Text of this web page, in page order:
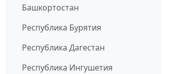
Башкортостан
Республика Бурятия
Республика Дагестан
Республика Ингушетия